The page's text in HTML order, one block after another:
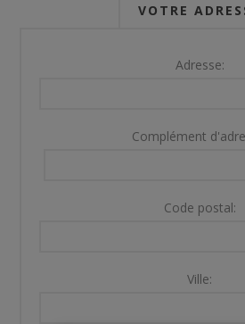
VOTRE
Adresse:
Complément
Code postal:
Ville: